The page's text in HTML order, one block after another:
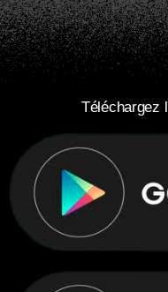
Téléchargez